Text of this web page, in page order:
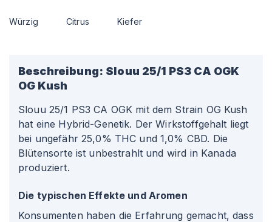
Würzig Citrus Kiefer
Beschreibung: Slouu 25/1 PS3 CA OGK
OG Kush
Slouu 25/1 PS3 CA OGK mit dem Strain OG Kush
hat eine Hybrid-Genetik. Der Wirkstoffgehalt liegt
bei ungefähr 25,0% THC und 1,0% CBD. Die
Blütensorte ist unbestrahlt und wird in Kanada
produziert.
Die typischen Effekte und Aromen
Konsumenten haben die Erfahrung gemacht, dass